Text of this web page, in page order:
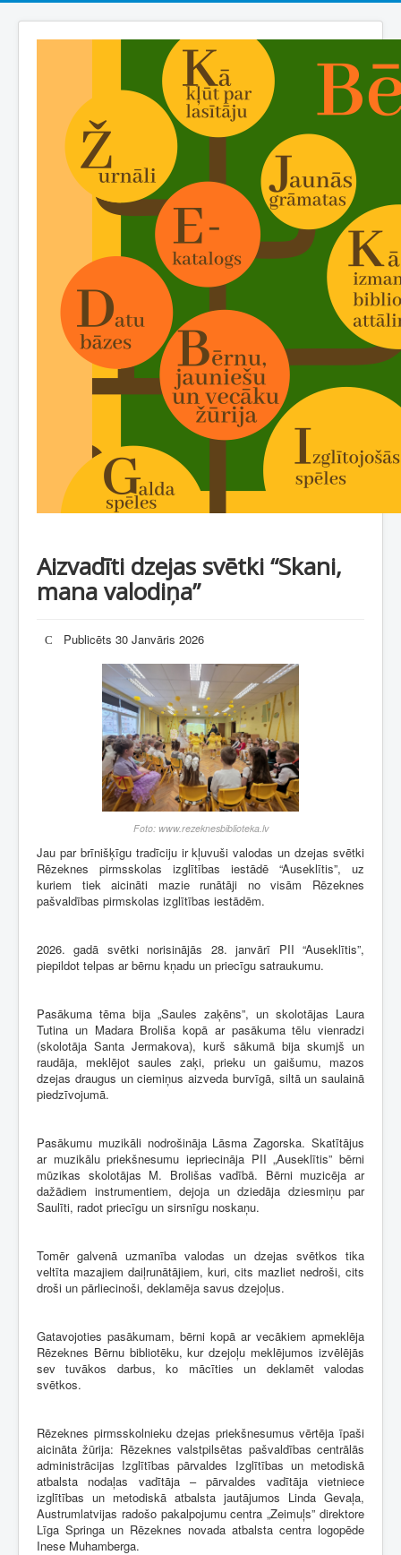
Aizvadīti dzejas svētki “Skani,
mana valodiņa”
Publicēts 30 Janvāris 2026
Foto: www.rezeknesbiblioteka.lv
Jau par brīnišķīgu tradīciju ir kļuvuši valodas un dzejas svētki
Rēzeknes pirmsskolas izglītības iestādē “Auseklītis”, uz
kuriem tiek aicināti mazie runātāji no visām Rēzeknes
pašvaldības pirmskolas izglītības iestādēm.
2026. gadā svētki norisinājās 28. janvārī PII “Auseklītis”,
piepildot telpas ar bērnu kņadu un priecīgu satraukumu.
Pasākuma tēma bija „Saules zaķēns”, un skolotājas Laura
Tutina un Madara Broliša kopā ar pasākuma tēlu vienradzi
(skolotāja Santa Jermakova), kurš sākumā bija skumjš un
raudāja, meklējot saules zaķi, prieku un gaišumu, mazos
dzejas draugus un ciemiņus aizveda burvīgā, siltā un saulainā
piedzīvojumā.
Pasākumu muzikāli nodrošināja Lāsma Zagorska. Skatītājus
ar muzikālu priekšnesumu iepriecināja PII „Auseklītis” bērni
mūzikas skolotājas M. Brolišas vadībā. Bērni muzicēja ar
dažādiem instrumentiem, dejoja un dziedāja dziesmiņu par
Saulīti, radot priecīgu un sirsnīgu noskaņu.
Tomēr galvenā uzmanība valodas un dzejas svētkos tika
veltīta mazajiem daiļrunātājiem, kuri, cits mazliet nedroši, cits
droši un pārliecinoši, deklamēja savus dzejoļus.
Gatavojoties pasākumam, bērni kopā ar vecākiem apmeklēja
Rēzeknes Bērnu bibliotēku, kur dzejoļu meklējumos izvēlējās
sev tuvākos darbus, ko mācīties un deklamēt valodas
svētkos.
Rēzeknes pirmsskolnieku dzejas priekšnesumus vērtēja īpaši
aicināta žūrija: Rēzeknes valstpilsētas pašvaldības centrālās
administrācijas Izglītības pārvaldes Izglītības un metodiskā
atbalsta nodaļas vadītāja – pārvaldes vadītāja vietniece
izglītības un metodiskā atbalsta jautājumos Linda Gevaļa,
Austrumlatvijas radošo pakalpojumu centra „Zeimuļs” direktore
Līga Springa un Rēzeknes novada atbalsta centra logopēde
Inese Muhamberga.